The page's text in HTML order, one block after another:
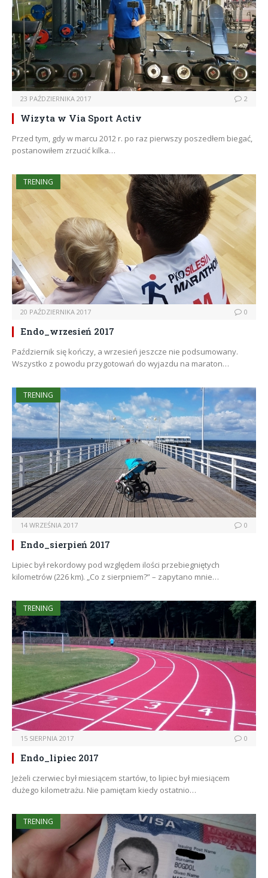
23 PAŹDZIERNIKA 2017 2
Wizyta w Via Sport Activ
Przed tym, gdy w marcu 2012 r. po raz pierwszy poszedłem biegać,
postanowiłem zrzucić kilka…
TRENING
20 PAŹDZIERNIKA 2017 0
Endo_wrzesień 2017
Październik się kończy, a wrzesień jeszcze nie podsumowany.
Wszystko z powodu przygotowań do wyjazdu na maraton…
TRENING
14 WRZEŚNIA 2017 0
Endo_sierpień 2017
Lipiec był rekordowy pod względem ilości przebiegniętych
kilometrów (226 km). „Co z sierpniem?” – zapytano mnie…
TRENING
15 SIERPNIA 2017 0
Endo_lipiec 2017
Jeżeli czerwiec był miesiącem startów, to lipiec był miesiącem
dużego kilometrażu. Nie pamiętam kiedy ostatnio…
TRENING